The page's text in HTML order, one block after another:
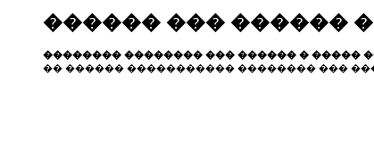
������ ��� ������
�������� �������� ��� ������ � �����
�� ������ ����������� �������� ���